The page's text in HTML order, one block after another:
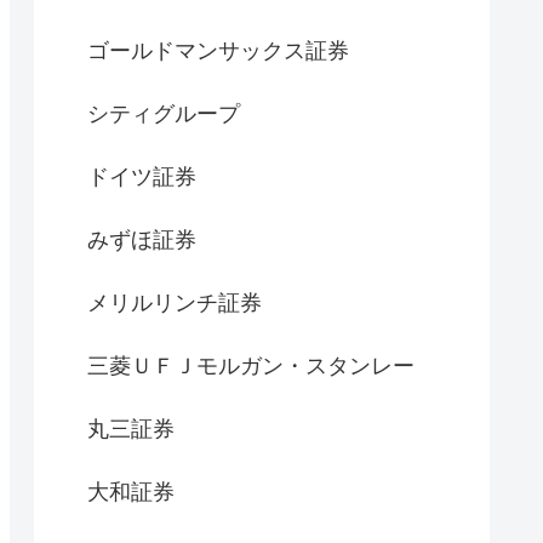
ゴールドマンサックス証券
シティグループ
ドイツ証券
みずほ証券
メリルリンチ証券
三菱ＵＦＪモルガン・スタンレー
丸三証券
大和証券